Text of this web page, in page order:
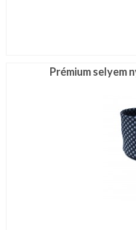
Prémium selyem